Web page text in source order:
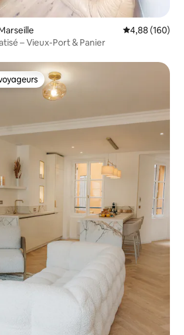
Évaluation
4,88 (160)
– Vieux-Port & Panier